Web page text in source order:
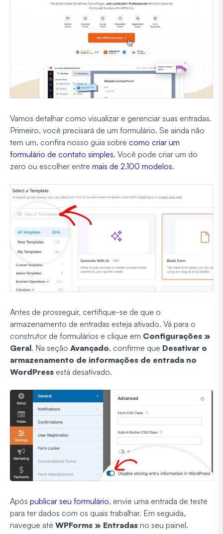
Vamos detalhar como visualizar e gerenciar suas entradas.
Primeiro, você precisará de um formulário. Se ainda não
tem um, confira nosso guia sobre como criar um
formulário de contato simples. Você pode criar um do
zero ou escolher entre mais de 2.100 modelos.
Antes de prosseguir, certifique-se de que o
armazenamento de entradas esteja ativado. Vá para o
construtor de formulários e clique em Configurações »
Geral. Na seção Avançado, confirme que Desativar o
armazenamento de informações de entrada no
WordPress está desativado.
Após publicar seu formulário, envie uma entrada de teste
para ter dados com os quais trabalhar. Em seguida,
navegue até WPForms » Entradas no seu painel.